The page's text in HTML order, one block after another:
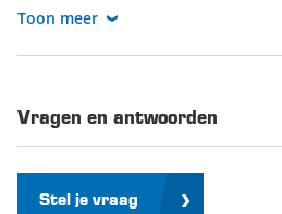
Toon meer
Vragen en antwoorden
Stel je vraag